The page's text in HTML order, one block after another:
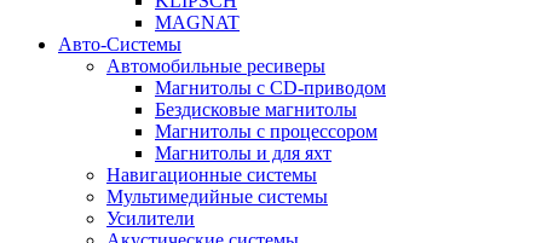
MAGNAT
Авто-Системы
Автомобильные ресиверы
Магнитолы с CD-приводом
Бездисковые магнитолы
Магнитолы с процессором
Магнитолы и для яхт
Навигационные системы
Мультимедийные системы
Усилители